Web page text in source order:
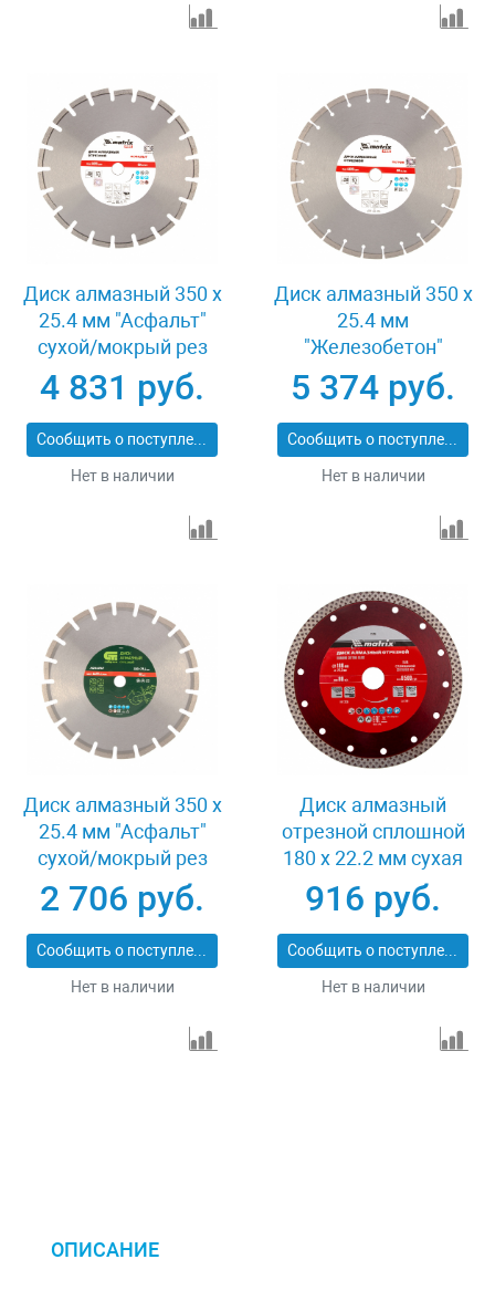
Диск алмазный 350 х
25.4 мм "Асфальт"
сухой/мокрый рез
Pro Matrix 731073
4 831 руб.
Сообщить о поступлении
Нет в наличии
Диск алмазный 350 х
25.4 мм
"Железобетон"
сухой/мокрый рез
Pro Matrix 731103
5 374 руб.
Сообщить о поступлении
Нет в наличии
Диск алмазный 350 х
25.4 мм "Асфальт"
сухой/мокрый рез
Сибртех 731013
2 706 руб.
Сообщить о поступлении
Нет в наличии
Диск алмазный
отрезной сплошной
180 х 22.2 мм сухая
резка Matrix
Professional 73128
916 руб.
Сообщить о поступлении
Нет в наличии
ОПИСАНИЕ